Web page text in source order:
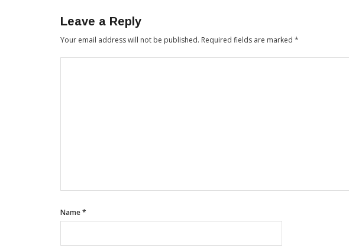
Leave a Reply
Your email address will not be published. Required fields are marked*
Name*